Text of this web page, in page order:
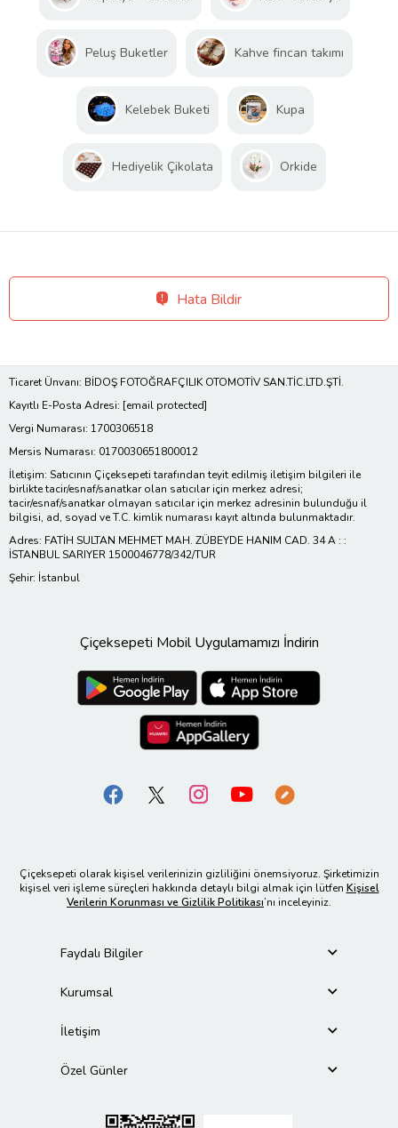
Peluş Buketler Kahve fincan takımı
Kelebek Buketi Kupa
Hediyelik Çikolata Orkide
Hata Bildir
Ticaret Ünvanı: BİDOŞ FOTOĞRAFÇILIK OTOMOTİV SAN.TİC.LTD.ŞTİ.
Kayıtlı E-Posta Adresi: [email protected]
Vergi Numarası: 1700306518
Mersis Numarası: 0170030651800012
İletişim: Satıcının Çiçeksepeti tarafından teyit edilmiş iletişim bilgileri ile
birlikte tacir/esnaf/sanatkar olan satıcılar için merkez adresi;
tacir/esnaf/sanatkar olmayan satıcılar için merkez adresinin bulunduğu il
bilgisi, ad, soyad ve T.C. kimlik numarası kayıt altında bulunmaktadır.
Adres: FATİH SULTAN MEHMET MAH. ZÜBEYDE HANIM CAD. 34 A : :
İSTANBUL SARIYER 1500046778/342/TUR
Şehir: İstanbul
Çiçeksepeti Mobil Uygulamamızı İndirin
Çiçeksepeti olarak kişisel verilerinizin gizliliğini önemsiyoruz. Şirketimizin
kişisel veri işleme süreçleri hakkında detaylı bilgi almak için lütfen Kişisel
Verilerin Korunması ve Gizlilik Politikası’nı inceleyiniz.
Faydalı Bilgiler
Kurumsal
İletişim
Özel Günler